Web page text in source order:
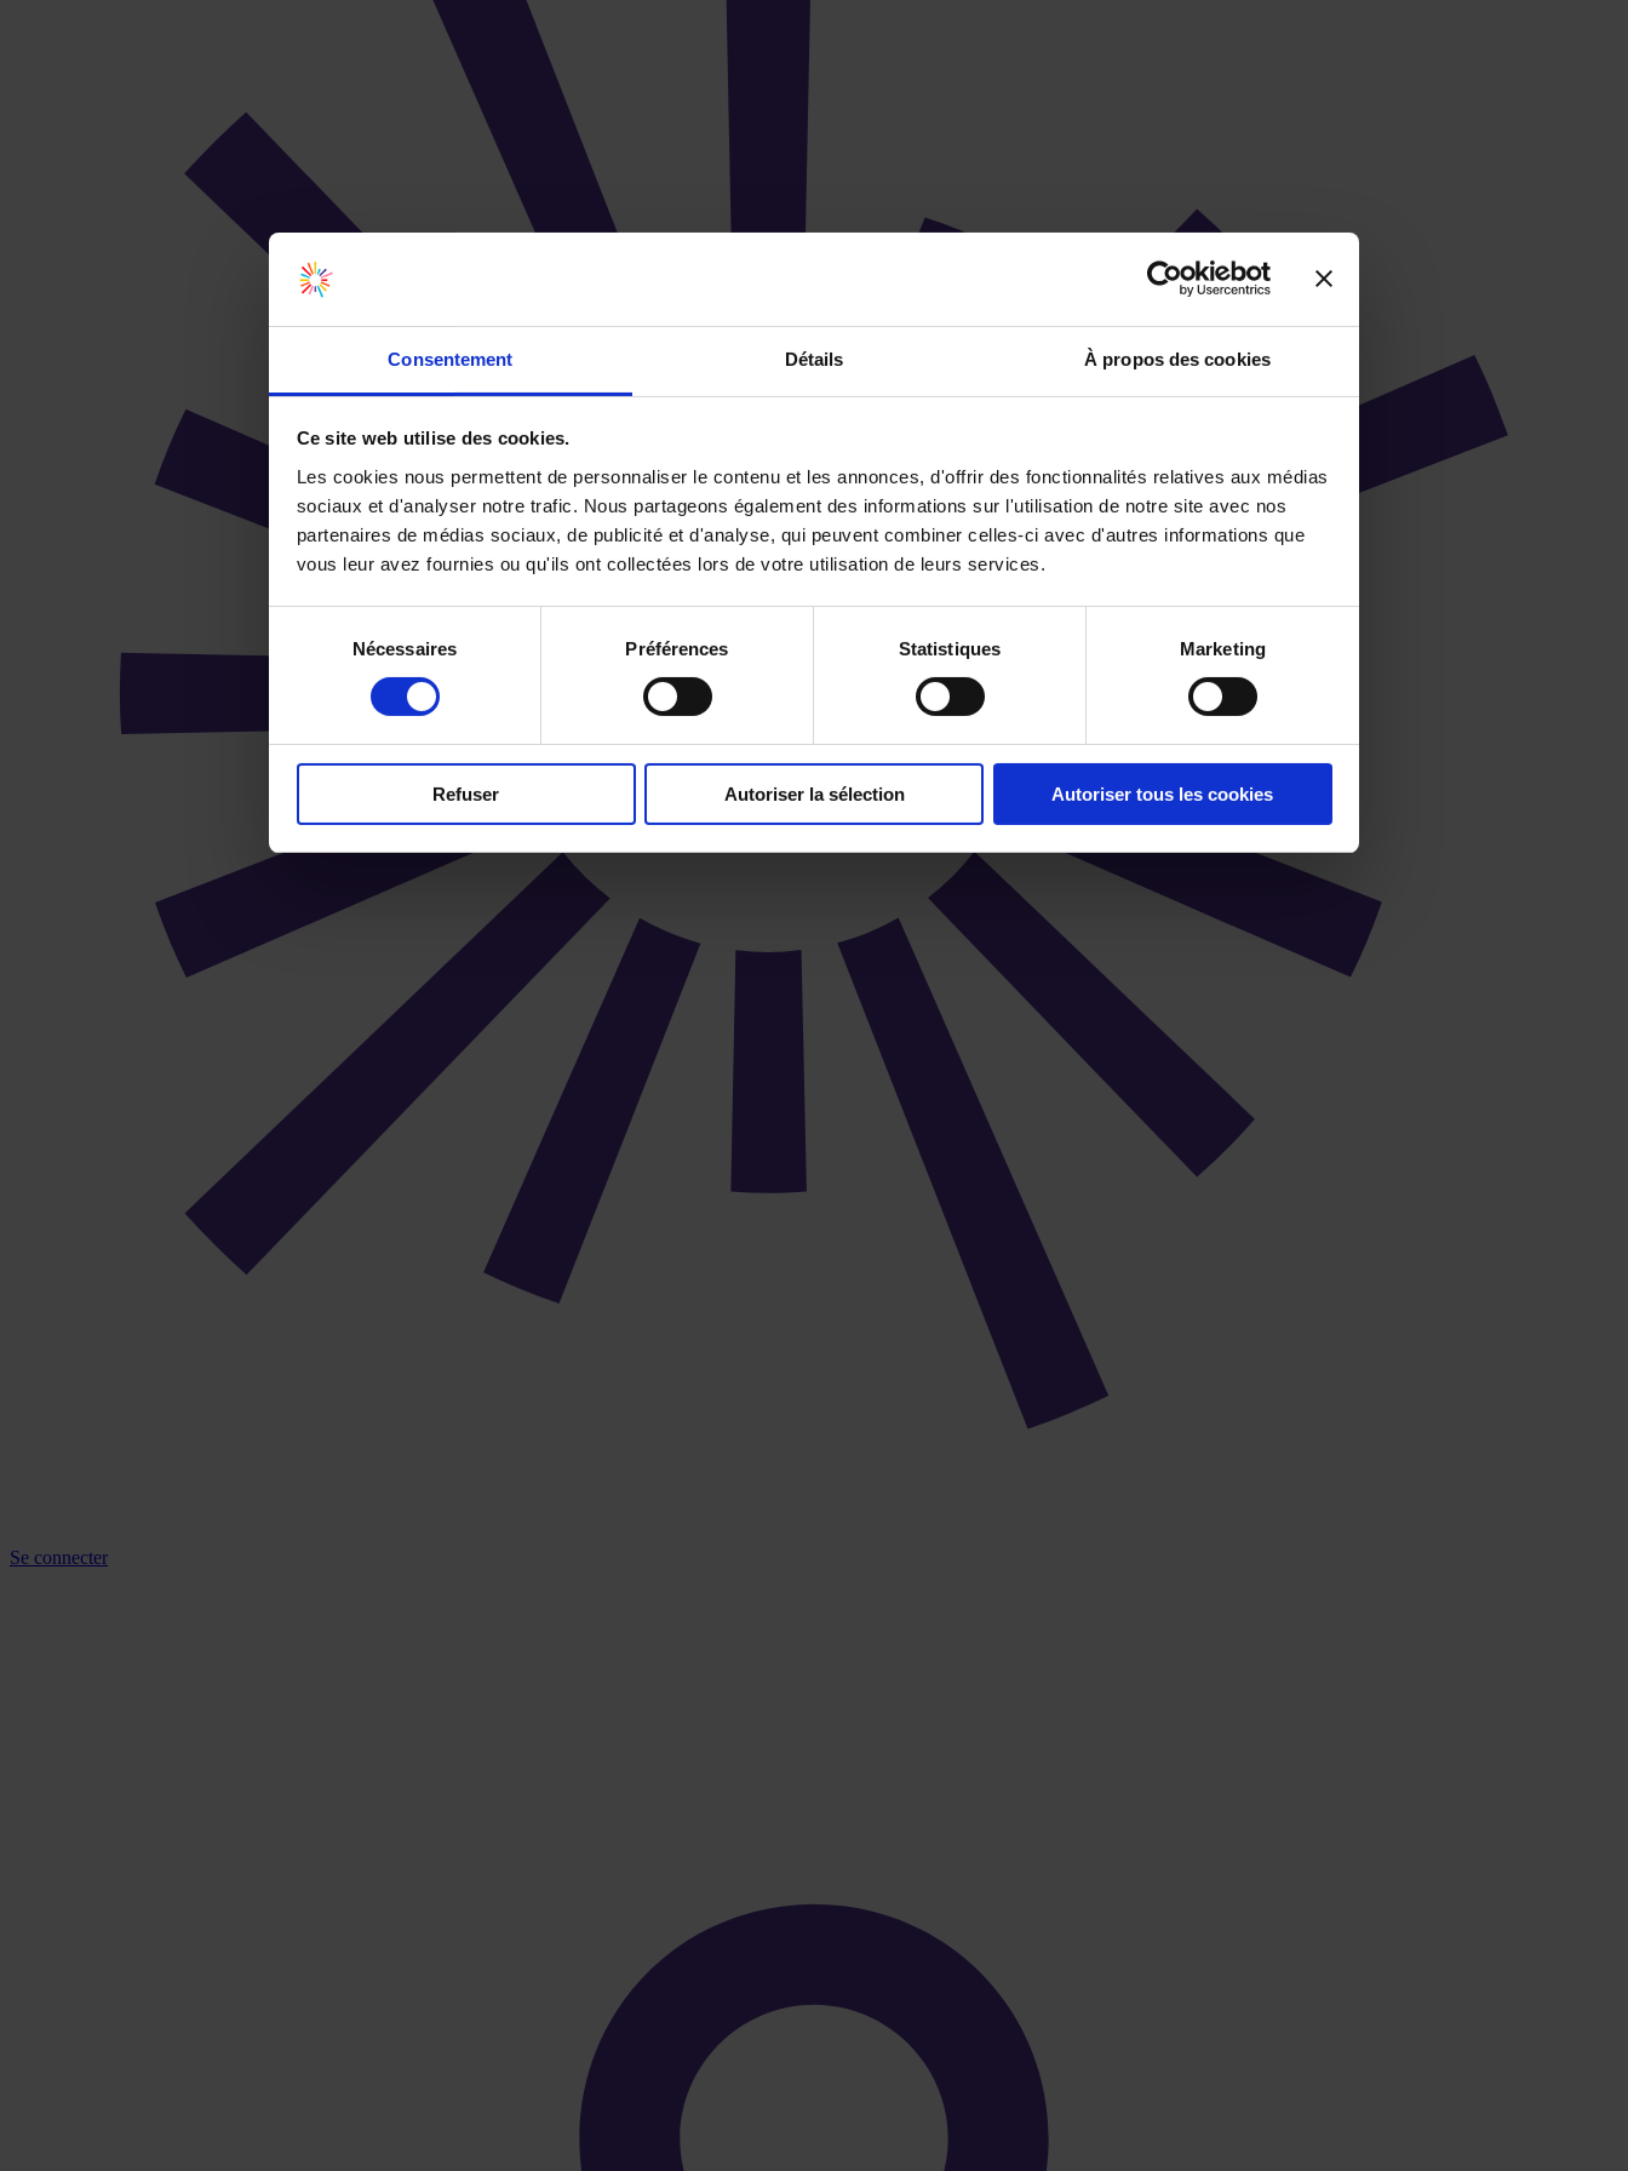
Consentement Détails À propos des cookies
Ce site web utilise des cookies.
Les cookies nous permettent de personnaliser le contenu et les annonces, d'offrir des fonctionnalités relatives aux médias
sociaux et d'analyser notre trafic. Nous partageons également des informations sur l'utilisation de notre site avec nos
partenaires de médias sociaux, de publicité et d'analyse, qui peuvent combiner celles-ci avec d'autres informations que
vous leur avez fournies ou qu'ils ont collectées lors de votre utilisation de leurs services.
consentement
Nécessaires Préférences Statistiques Marketing
Refuser Autoriser la sélection Autoriser tous les cookies
Se connecter